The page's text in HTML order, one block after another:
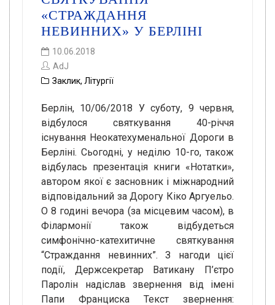
«СТРАЖДАННЯ
НЕВИННИХ» У БЕРЛІНІ
10.06.2018
AdJ
Заклик, Літургії
Берлін, 10/06/2018 У суботу, 9 червня,
відбулося святкування 40-річчя
існування Неокатехуменальної Дороги в
Берліні. Сьогодні, у неділю 10-го, також
відбулась презентація книги «Нотатки»,
автором якої є засновник і міжнародний
відповідальний за Дорогу Кіко Аргуельо.
О 8 годині вечора (за місцевим часом), в
Філармонії також відбудеться
симфонічно-катехитичне святкування
“Страждання невинних”. З нагоди цієї
події, Держсекретар Ватикану П’єтро
Паролін надіслав звернення від імені
Папи Франциска Текст звернення: